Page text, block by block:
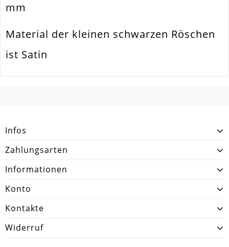
Menge
mm
Material der kleinen schwarzen Röschen
ist Satin
Infos
Zahlungsarten
Informationen
Konto
Kontakte
Widerruf